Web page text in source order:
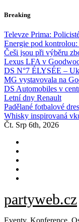
Skip
content
Breaking
Televze Prima:
Energie pod
Češi jsou při výběru
Lexus LFA v
DS N°7 ÉLYSÉE –
MG vystavovala na
DS Automobiles v
Letní dny Renault
Padělané fotbalové
Whisky inspirovaná
Čt. Srp 6th, 2026
partyweb.cz